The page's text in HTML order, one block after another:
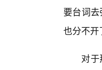
要台词
也分不开
对